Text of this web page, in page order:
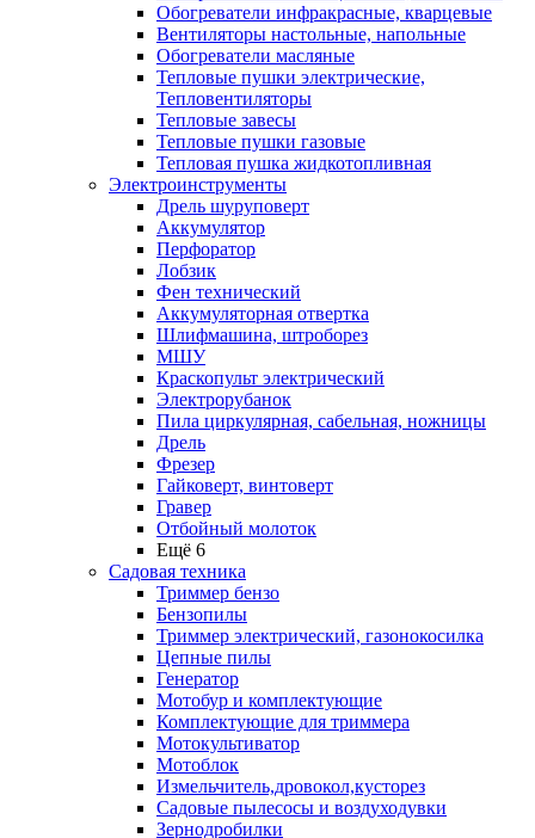
Обогреватели инфракрасные, кварцевые
Вентиляторы настольные, напольные
Обогреватели масляные
Тепловые пушки электрические,
Тепловентиляторы
Тепловые завесы
Тепловые пушки газовые
Тепловая пушка жидкотопливная
Электроинструменты
Дрель шуруповерт
Аккумулятор
Перфоратор
Лобзик
Фен технический
Аккумуляторная отвертка
Шлифмашина, штроборез
МШУ
Краскопульт электрический
Электрорубанок
Пила циркулярная, сабельная, ножницы
Дрель
Фрезер
Гайковерт, винтоверт
Гравер
Отбойный молоток
Ещё 6
Садовая техника
Триммер бензо
Бензопилы
Триммер электрический, газонокосилка
Цепные пилы
Генератор
Мотобур и комплектующие
Комплектующие для триммера
Мотокультиватор
Мотоблок
Измельчитель,дровокол,кусторез
Садовые пылесосы и воздуходувки
Зернодробилки